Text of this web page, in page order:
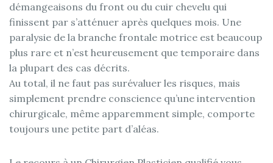
démangeaisons du front ou du cuir chevelu qui
finissent par s’atténuer après quelques mois. Une
paralysie de la branche frontale motrice est beaucoup
plus rare et n’est heureusement que temporaire dans
la plupart des cas décrits.
Au total, il ne faut pas surévaluer les risques, mais
simplement prendre conscience qu’une intervention
chirurgicale, même apparemment simple, comporte
toujours une petite part d’aléas.